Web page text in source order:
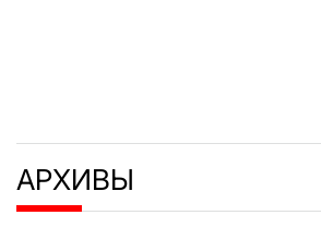
АРХИВЫ